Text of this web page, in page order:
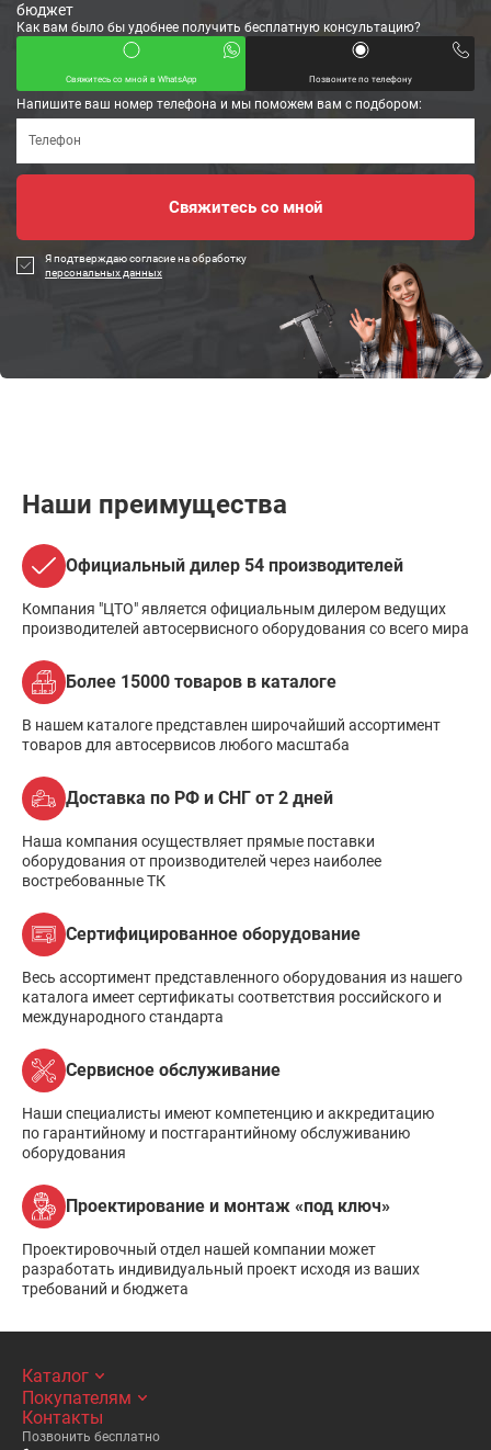
бюджет
Как вам было бы удобнее получить бесплатную консультацию?
Свяжитесь со мной в WhatsApp Позвоните по телефону
Напишите ваш номер телефона и мы поможем вам с подбором:
Я подтверждаю согласие на обработку
персональных данных
Наши преимущества
Официальный дилер 54 производителей
Компания "ЦТО" является официальным дилером ведущих
производителей автосервисного оборудования со всего мира
Более 15000 товаров в каталоге
В нашем каталоге представлен широчайший ассортимент
товаров для автосервисов любого масштаба
Доставка по РФ и СНГ от 2 дней
Наша компания осуществляет прямые поставки
оборудования от производителей через наиболее
востребованные ТК
Сертифицированное оборудование
Весь ассортимент представленного оборудования из нашего
каталога имеет сертификаты соответствия российского и
международного стандарта
Сервисное обслуживание
Наши специалисты имеют компетенцию и аккредитацию
по гарантийному и постгарантийному обслуживанию
оборудования
Проектирование и монтаж «под ключ»
Проектировочный отдел нашей компании может
разработать индивидуальный проект исходя из ваших
требований и бюджета
Каталог
Покупателям
Контакты
Позвонить бесплатно